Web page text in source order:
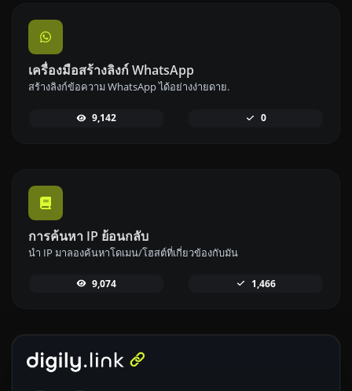
เครื่องมือสร้างลิงก์ WhatsApp
สร้างลิงก์ข้อความ WhatsApp ได้อย่างง่ายดาย.
9,142 0
การค้นหา IP ย้อนกลับ
นำ IP มาลองค้นหาโดเมน/โฮสต์ที่เกี่ยวข้องกับมัน
9,074 1,466